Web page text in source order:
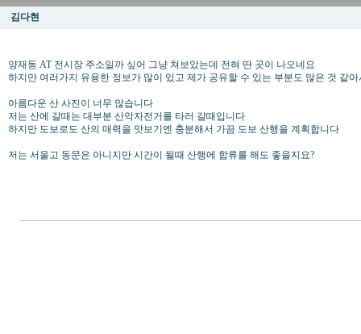
김다현
양재동 AT 전시장 주소일까 싶어 그냥 쳐보았는데 전혀 딴 곳이 나오네요
하지만 여러가지 유용한 정보가 많이 있고 제가 공유할 수 있는 부분도 많은 것 같
아름다운 산 사진이 너무 많습니다
저는 산에 갈때는 대부분 산악자전거를 타러 갈때입니다
하지만 도보로도 산의 매력을 맛보기엔 충분해서 가끔 도보 산행을 계획합니다
저는 서울고 동문은 아니지만 시간이 될때 산행에 합류를 해도 좋을지요?